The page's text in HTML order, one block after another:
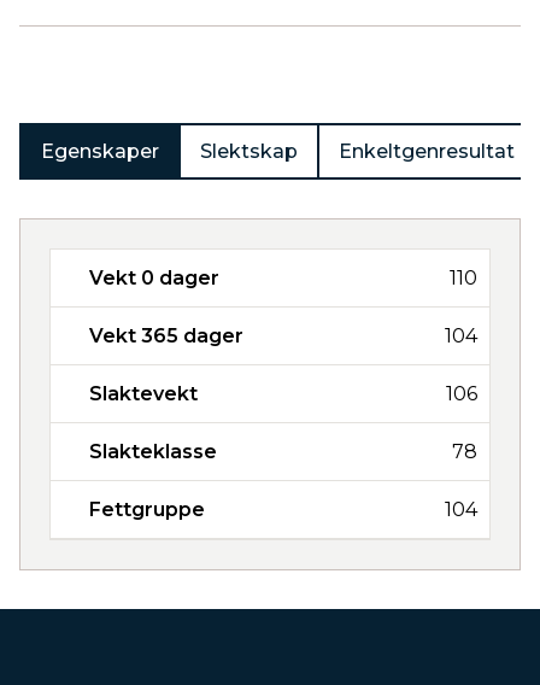
Egenskaper Slektskap Enkeltgenresultat
Vekt 0 dager 110
Vekt 365 dager 104
Slaktevekt 106
Slakteklasse 78
Fettgruppe 104